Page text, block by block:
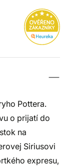
Pottera.
o prijatí do
na
Siriusovi
expresu,